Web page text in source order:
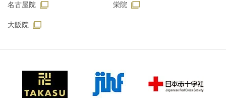
名古屋院 栄院
大阪院